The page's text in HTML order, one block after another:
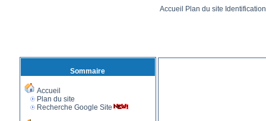
Accueil Plan du site
Sommaire
Accueil
Plan du site
Recherche Google Site